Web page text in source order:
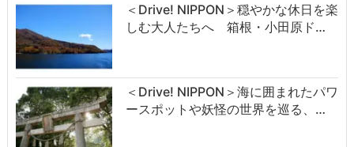
＜Drive! NIPPON＞穏やかな休日を楽
しむ大人たちへ 箱根・小田原ド…
＜Drive! NIPPON＞海に囲まれたパワ
ースポットや妖怪の世界を巡る、…